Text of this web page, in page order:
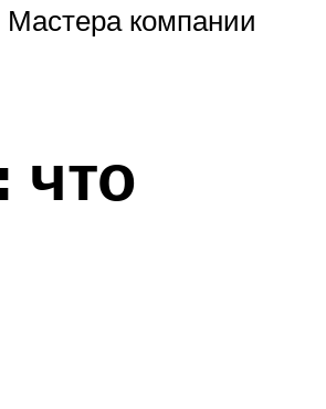
компании
что